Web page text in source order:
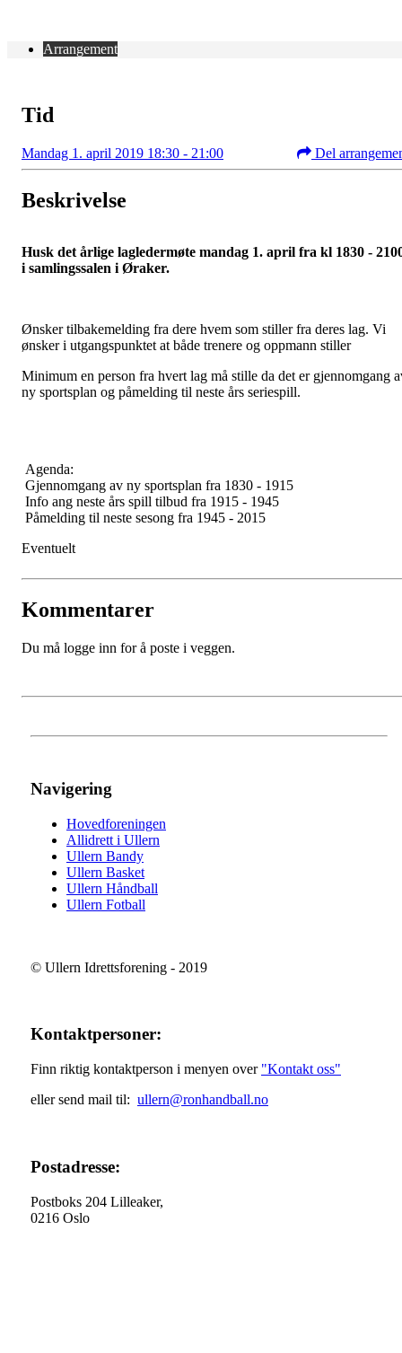
Arrangement
Tid
Mandag 1. april 2019 18:30 - 21:00 Del
Beskrivelse
Husk det årlige lagledermøte mandag 1. april fra kl 1830 -
i samlingssalen i Øraker.
Ønsker tilbakemelding fra dere hvem som stiller fra deres lag. Vi
ønsker i utgangspunktet at både trenere og oppmann stiller
Minimum en person fra hvert lag må stille da det er gjennomgang
ny sportsplan og påmelding til neste års seriespill.
Agenda:
Gjennomgang av ny sportsplan fra 1830 - 1915
Info ang neste års spill tilbud fra 1915 - 1945
Påmelding til neste sesong fra 1945 - 2015
Eventuelt
Kommentarer
Du må logge inn for å poste i veggen.
Navigering
Hovedforeningen
Allidrett i Ullern
Ullern Bandy
Ullern Basket
Ullern Håndball
Ullern Fotball
© Ullern Idrettsforening - 2019
Kontaktpersoner:
Finn riktig kontaktperson i menyen over "Kontakt oss"
eller send mail til: ullern@ronhandball.no
Postadresse:
Postboks 204 Lilleaker,
0216 Oslo